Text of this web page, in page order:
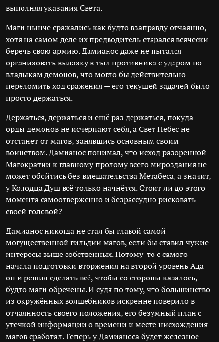
выполняя указания Света.
Маги нынче сражались как будто взаправду отчаянно,
хотя на самом деле их предводитель старался всячески
беречь свою армию. Дамианос даже не пытался
организовать вылазку в тыл противника с ударом по
владыкам демонов, что могло бы действительно
переломить ход сражения — его текущей задачей было
просто держаться.
Держаться, держаться и ещё раз держаться, покуда
орды демонов не исчерпают себя, а Свет Небес не
отстанет от магов, занявшись основным своим
воинством. Дамианос понимал, что исход разорённой
Магократии к главному пролому всего мироздания не
может обойтись без вмешательства Метабеса, а значит,
у Колодца Душ всё только начнётся. Стоит ли до этого
момента самоотверженно и безрассудно рисковать
своей головой?
Дамианос никогда не стал бы главой самой
могущественной гильдии магов, если бы ставил чужие
интересы выше собственных. Потому-то с самого
начала подготовки вторжения на второй уровень Ада
он и решил сделать всё, чтобы со стороны казалось,
будто маги обречены. И судя по тому, что большинство
из окружённых волшебников искренне поверило в
отчаянность своего положения, его безумный план с
утечкой информации о времени и месте нисхождения
магов сработал. Теперь у Дамианоса будет железное